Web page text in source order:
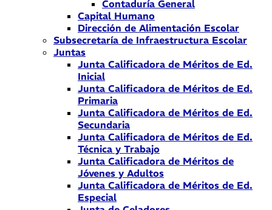
Contaduría General
Capital Humano
Dirección de Alimentación Escolar
Subsecretaría de Infraestructura Escolar
Juntas
Junta Calificadora de Méritos de Ed.
Inicial
Junta Calificadora de Méritos de Ed.
Primaria
Junta Calificadora de Méritos de Ed.
Secundaria
Junta Calificadora de Méritos de Ed.
Técnica y Trabajo
Junta Calificadora de Méritos de
Jóvenes y Adultos
Junta Calificadora de Méritos de Ed.
Especial